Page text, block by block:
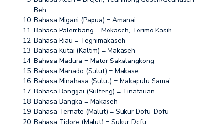
Beh
Bahasa Migani (Papua) = Amanai
Bahasa Palembang = Mokaseh, Terimo Kasih
Bahasa Riau = Teghimakaseh
Bahasa Kutai (Kaltim) = Makaseh
Bahasa Madura = Mator Sakalangkong
Bahasa Manado (Sulut) = Makase
Bahasa Minahasa (Sulut) = Makapulu Sama’
Bahasa Banggai (Sulteng) = Tinatauan
Bahasa Bangka = Makaseh
Bahasa Ternate (Malut) = Sukur Dofu-Dofu
Bahasa Tidore (Malut) = Sukur Dofu